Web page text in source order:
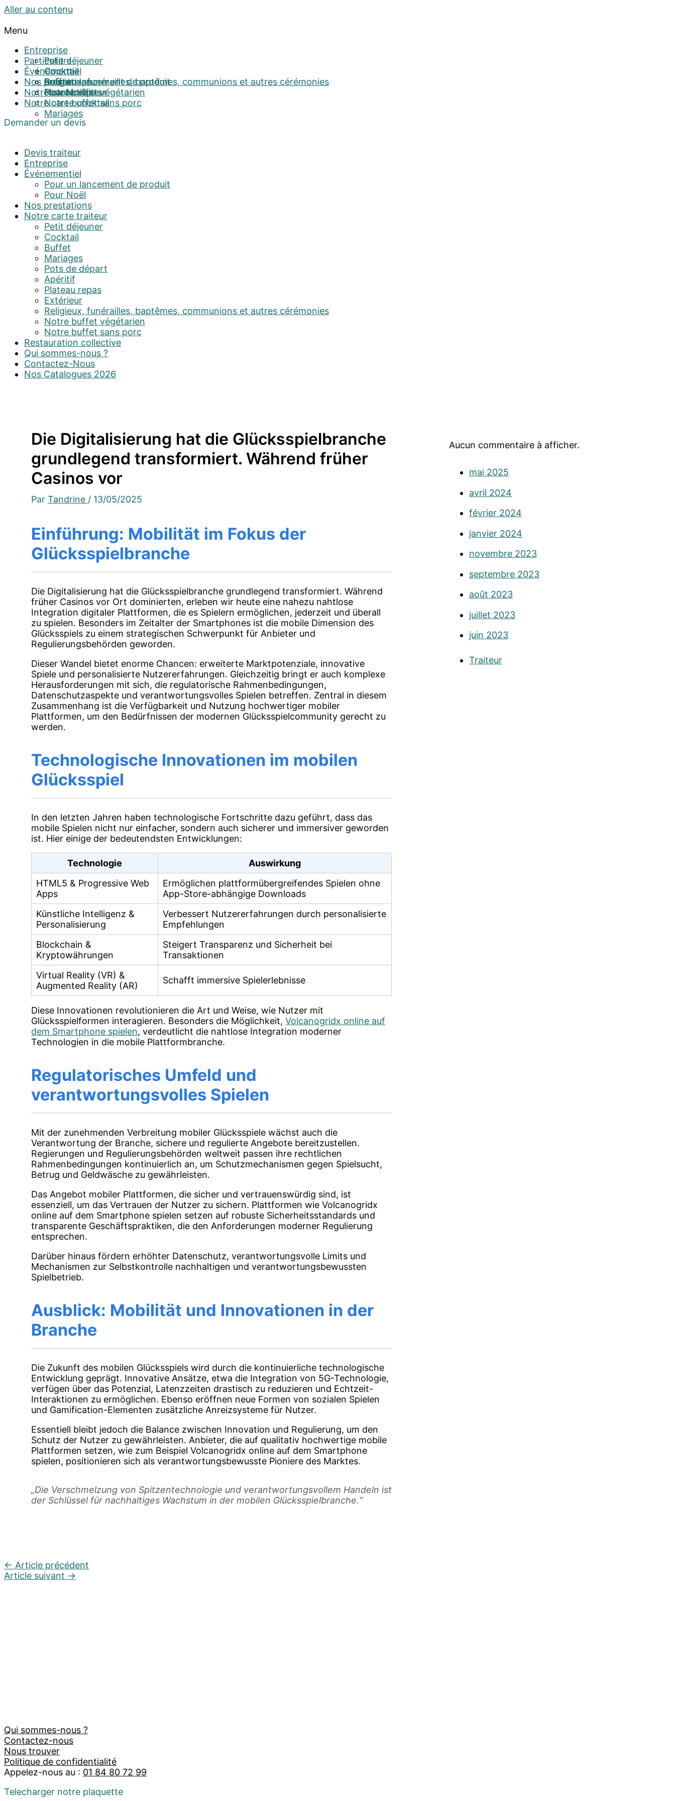
Aller au contenu
Menu
Entreprise
Petit déjeuner
Cocktail
Buffet
Plateau repas
Particuliers
Cocktail
Religieux, funérailles, baptêmes, communions et autres cérémonies
Notre buffet végétarien
Notre buffet sans porc
Mariages
Événementiel
Pour un lancement de produit
Pour Noël
Nos prestations
Notre carte traiteur
Notre carte cocktail
Demander un devis
Devis traiteur
Entreprise
Événementiel
Pour un lancement de produit
Pour Noël
Nos prestations
Notre carte traiteur
Petit déjeuner
Cocktail
Buffet
Mariages
Pots de départ
Apéritif
Plateau repas
Extérieur
Religieux, funérailles, baptêmes, communions et autres cérémonies
Notre buffet végétarien
Notre buffet sans porc
Restauration collective
Qui sommes-nous ?
Contactez-Nous
Nos Catalogues 2026
Die Digitalisierung hat die Glücksspielbranche
grundlegend transformiert. Während früher
Casinos vor
Par Tandrine / 13/05/2025
Einführung: Mobilität im Fokus der
Glücksspielbranche
Die Digitalisierung hat die Glücksspielbranche grundlegend transformiert. Während
früher Casinos vor Ort dominierten, erleben wir heute eine nahezu nahtlose
Integration digitaler Plattformen, die es Spielern ermöglichen, jederzeit und überall
zu spielen. Besonders im Zeitalter der Smartphones ist die mobile Dimension des
Glücksspiels zu einem strategischen Schwerpunkt für Anbieter und
Regulierungsbehörden geworden.
Dieser Wandel bietet enorme Chancen: erweiterte Marktpotenziale, innovative
Spiele und personalisierte Nutzererfahrungen. Gleichzeitig bringt er auch komplexe
Herausforderungen mit sich, die regulatorische Rahmenbedingungen,
Datenschutzaspekte und verantwortungsvolles Spielen betreffen. Zentral in diesem
Zusammenhang ist die Verfügbarkeit und Nutzung hochwertiger mobiler
Plattformen, um den Bedürfnissen der modernen Glücksspielcommunity gerecht zu
werden.
Technologische Innovationen im mobilen
Glücksspiel
In den letzten Jahren haben technologische Fortschritte dazu geführt, dass das
mobile Spielen nicht nur einfacher, sondern auch sicherer und immersiver geworden
ist. Hier einige der bedeutendsten Entwicklungen:
Technologie
Auswirkung
HTML5 & Progressive Web
Apps
Ermöglichen plattformübergreifendes Spielen ohne
App-Store-abhängige Downloads
Künstliche Intelligenz &
Personalisierung
Verbessert Nutzererfahrungen durch personalisierte
Empfehlungen
Blockchain &
Kryptowährungen
Steigert Transparenz und Sicherheit bei
Transaktionen
Virtual Reality (VR) &
Augmented Reality (AR)
Schafft immersive Spielerlebnisse
Diese Innovationen revolutionieren die Art und Weise, wie Nutzer mit
Glücksspielformen interagieren. Besonders die Möglichkeit, Volcanogridx online auf
dem Smartphone spielen, verdeutlicht die nahtlose Integration moderner
Technologien in die mobile Plattformbranche.
Regulatorisches Umfeld und
verantwortungsvolles Spielen
Mit der zunehmenden Verbreitung mobiler Glücksspiele wächst auch die
Verantwortung der Branche, sichere und regulierte Angebote bereitzustellen.
Regierungen und Regulierungsbehörden weltweit passen ihre rechtlichen
Rahmenbedingungen kontinuierlich an, um Schutzmechanismen gegen Spielsucht,
Betrug und Geldwäsche zu gewährleisten.
Das Angebot mobiler Plattformen, die sicher und vertrauenswürdig sind, ist
essenziell, um das Vertrauen der Nutzer zu sichern. Plattformen wie Volcanogridx
online auf dem Smartphone spielen setzen auf robuste Sicherheitsstandards und
transparente Geschäftspraktiken, die den Anforderungen moderner Regulierung
entsprechen.
Darüber hinaus fördern erhöhter Datenschutz, verantwortungsvolle Limits und
Mechanismen zur Selbstkontrolle nachhaltigen und verantwortungsbewussten
Spielbetrieb.
Ausblick: Mobilität und Innovationen in der
Branche
Die Zukunft des mobilen Glücksspiels wird durch die kontinuierliche technologische
Entwicklung geprägt. Innovative Ansätze, etwa die Integration von 5G-Technologie,
verfügen über das Potenzial, Latenzzeiten drastisch zu reduzieren und Echtzeit-
Interaktionen zu ermöglichen. Ebenso eröffnen neue Formen von sozialen Spielen
und Gamification-Elementen zusätzliche Anreizsysteme für Nutzer.
Essentiell bleibt jedoch die Balance zwischen Innovation und Regulierung, um den
Schutz der Nutzer zu gewährleisten. Anbieter, die auf qualitativ hochwertige mobile
Plattformen setzen, wie zum Beispiel Volcanogridx online auf dem Smartphone
spielen, positionieren sich als verantwortungsbewusste Pioniere des Marktes.
„Die Verschmelzung von Spitzentechnologie und verantwortungsvollem Handeln ist
der Schlüssel für nachhaltiges Wachstum in der mobilen Glücksspielbranche.“
← Article précédent
Article suivant →
Aucun commentaire à afficher.
mai 2025
avril 2024
février 2024
janvier 2024
novembre 2023
septembre 2023
août 2023
juillet 2023
juin 2023
Traiteur
Qui sommes-nous ?
Contactez-nous
Nous trouver
Politique de confidentialité
Appelez-nous au : 01 84 80 72 99
Telecharger notre plaquette